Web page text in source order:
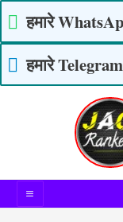
हमारे
हमारे
content